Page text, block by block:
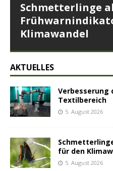
Schmetterlinge
Klimawandel
AKTUELLES
Verbesserung
Textilbereich
5. August 2026
für den
5. August 2026